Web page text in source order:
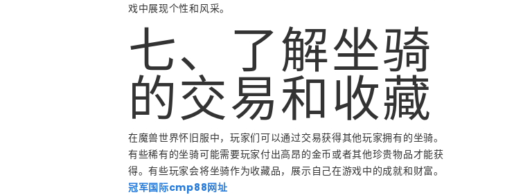
戏中展现个性和风采。
七、了解坐骑
的交易和收藏
在魔兽世界怀旧服中，玩家们可以通过交易获得其他玩家拥有的坐骑。
有些稀有的坐骑可能需要玩家付出高昂的金币或者其他珍贵物品才能获
得。有些玩家会将坐骑作为收藏品，展示自己在游戏中的成就和财富。
冠军国际cmp88网址